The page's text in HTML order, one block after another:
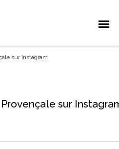
sur Instagram
sur